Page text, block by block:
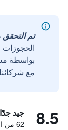
تم التحقق
الحجوزات
مع
8.5 جيد جدًا
62 من التقييمات تم التحقق منها